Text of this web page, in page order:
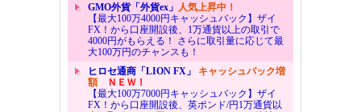
GMO外貨「外貨ex」 人気上昇中！
【最大100万4000円キャッシュバック】ザイ
FX！から口座開設後、1万通貨以上の取引で
4000円がもらえる！ さらに取引量に応じて最
大100万円のチャンスも！
ヒロセ通商「LION FX」 キャッシュバック増
額ＮＥＷ！
【最大100万7000円キャッシュバック】ザイ
FX！から口座開設後、英ポンド/円1万通貨以